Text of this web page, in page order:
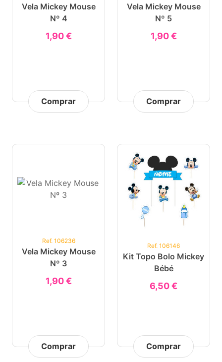
Vela Mickey Mouse
Nº 4
1,90 €
Comprar
Vela Mickey Mouse
Nº 5
1,90 €
Comprar
Ref. 106236
Vela Mickey Mouse
Nº 3
1,90 €
Comprar
Ref. 106146
Kit Topo Bolo Mickey
Bébé
6,50 €
Comprar